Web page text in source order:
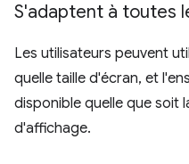
S'adaptent à toutes
Les utilisateurs peuvent
quelle taille d'écran, et
disponible quelle que soit
d'affichage.